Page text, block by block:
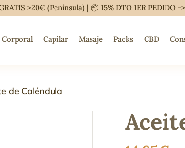
>20€ (Península) | 📦 15% DTO 1ER PEDIDO ->
Corporal Capilar Masaje Packs CBD
de Caléndula